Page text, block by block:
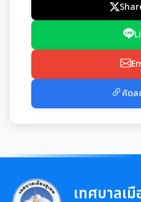
มาตรฐานกำหนดตำแหน่
สรุปผลการประชุม ก.จ.
มติ ก.ท.จ.เชียงใหม่
การเลื่อนขั้นเงินเดือน
หลักเกณฑ์การลา
การให้บริการประชาชน
คู่มือหรือแนวทางการข
ข้อมูลสถิติการให้บริการ
เทศบัญญัติงบประมาณราย
โอนงบประมาณรายจ่ายปร
โอนงบประมาณรายจ่าย
แผนการใช้จ่ายงบประม
รายงานการใช้จ่ายงบป
สรุปผลการจัดซื้อจัดจ้าง
คัดล
เทศบาลเ